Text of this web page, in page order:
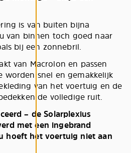
is van buiten bijna
van binnen toch goed naar
bij een zonnebril.
van Macrolon en passen
worden snel en gemakkelijk
van het voertuig en de
de volledige ruit.
– de Solarplexius
met een ingebrand
hoeft het voertuig niet aan